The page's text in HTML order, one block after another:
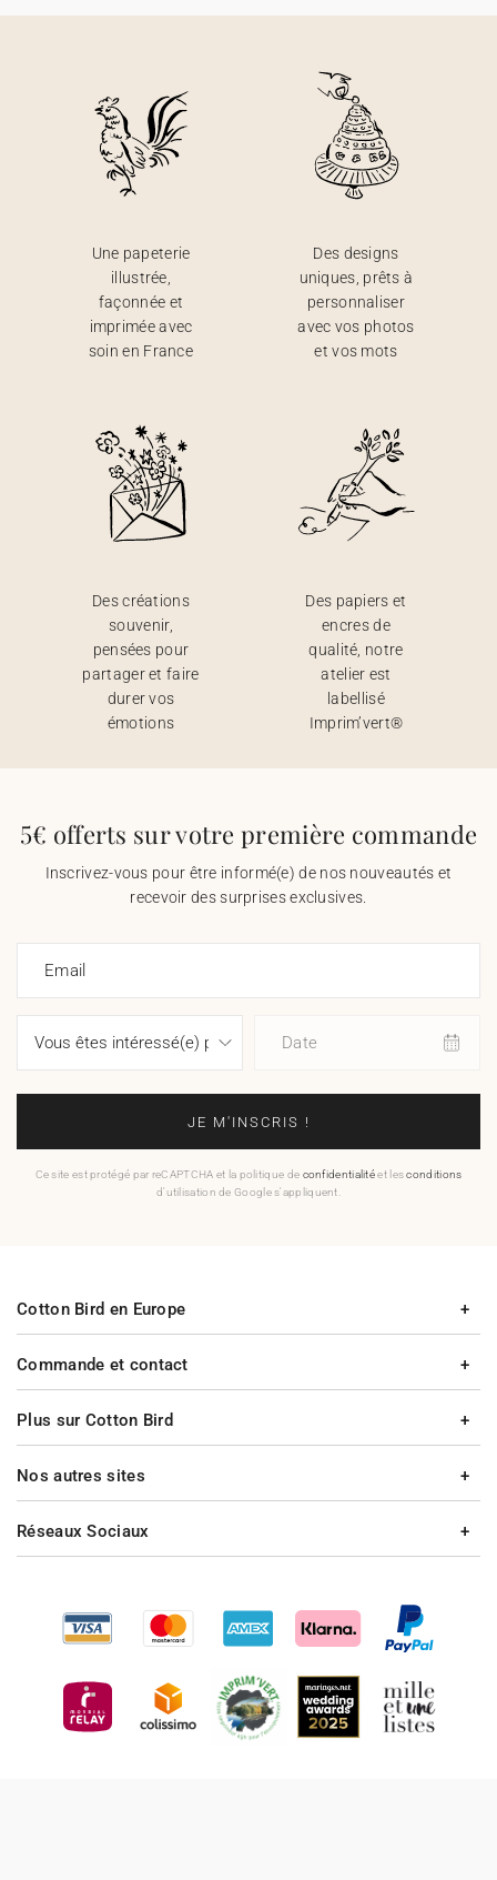
Une papeterie
illustrée,
façonnée et
imprimée avec
soin en France
Des designs
uniques, prêts à
personnaliser
avec vos photos
et vos mots
Des créations
souvenir,
pensées pour
partager et faire
durer vos
émotions
Des papiers et
encres de
qualité, notre
atelier est
labellisé
Imprim’vert®
5€ offerts sur votre première commande
Inscrivez-vous pour être informé(e) de nos nouveautés et
recevoir des surprises exclusives.
Email
Date
JE M'INSCRIS !
Ce site est protégé par reCAPTCHA et la politique de confidentialitéet lesconditions
d'utilisation de Google s'appliquent.
Commande et contact
Plus sur Cotton Bird
Cotton Bird en Europe
Nos autres sites
Réseaux Sociaux